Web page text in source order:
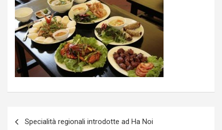
Specialità regionali introdotte ad Ha Noi